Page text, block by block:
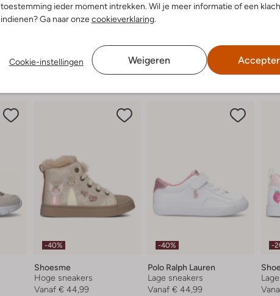
toestemming ieder moment intrekken. Wil je meer informatie of een
indienen? Ga naar onzecookieverklaring.
Cookie-instellingen Weigeren
-40%
Shoesme
Hoge sneakers
Vanaf € 44,99
-40%
Polo Ralph Lauren
Lage sneakers
Vanaf € 44,99
-